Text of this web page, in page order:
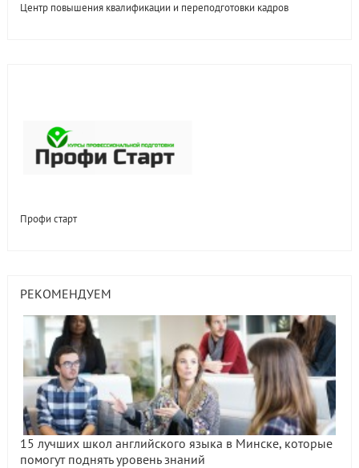
Центр повышения квалификации и переподготовки кадров
Профи старт
РЕКОМЕНДУЕМ
15 лучших школ английского языка в Минске, которые
помогут поднять уровень знаний